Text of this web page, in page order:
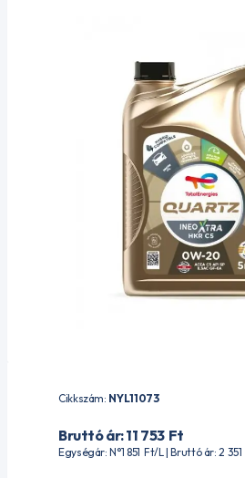
Cikkszám: NYL11073
Bruttó ár: 11 753 Ft
Egységár: N°1 851 Ft/L | Bruttó ár: 2 351